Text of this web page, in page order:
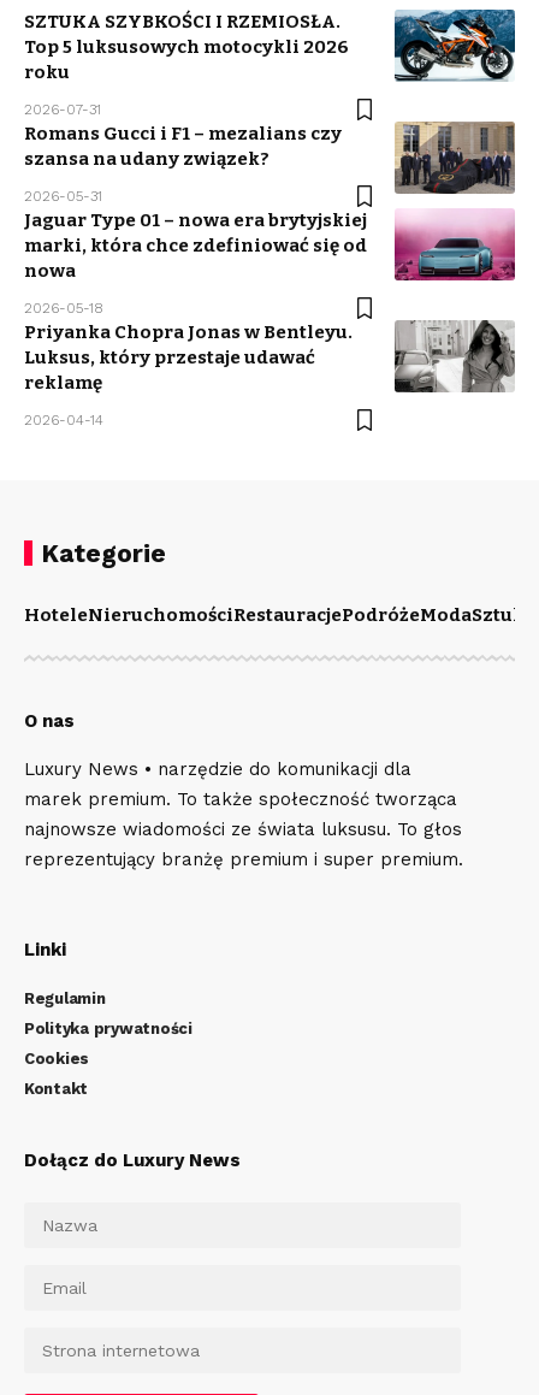
SZTUKA SZYBKOŚCI I RZEMIOSŁA.
Top 5 luksusowych motocykli 2026
roku
2026-07-31
Romans Gucci i F1 – mezalians czy
szansa na udany związek?
2026-05-31
Jaguar Type 01 – nowa era brytyjskiej
marki, która chce zdefiniować się od
nowa
2026-05-18
Priyanka Chopra Jonas w Bentleyu.
Luksus, który przestaje udawać
reklamę
2026-04-14
Kategorie
HoteleNieruchomościRestauracjePodróżeModaSztuka
O nas
Luxury News • narzędzie do komunikacji dla
marek premium. To także społeczność tworząca
najnowsze wiadomości ze świata luksusu. To głos
reprezentujący branżę premium i super premium.
Linki
Regulamin
Polityka prywatności
Cookies
Kontakt
Dołącz do Luxury News